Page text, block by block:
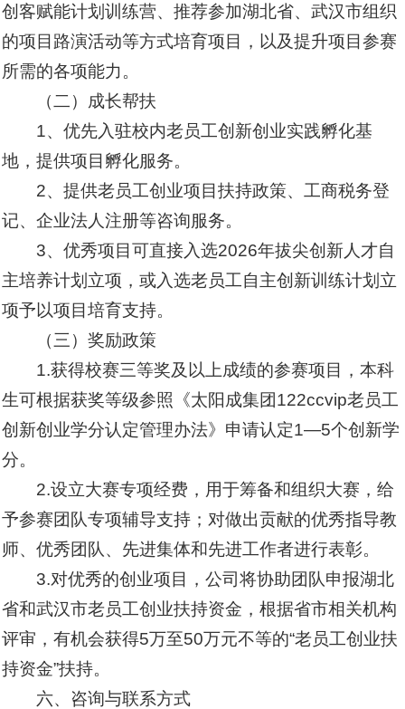
创客赋能计划训练营、推荐参加湖北省、武汉市组织
的项目路演活动等方式培育项目，以及提升项目参赛
所需的各项能力。
（二）成长帮扶
1、优先入驻校内老员工创新创业实践孵化基
地，提供项目孵化服务。
2、提供老员工创业项目扶持政策、工商税务登
记、企业法人注册等咨询服务。
3、优秀项目可直接入选2026年拔尖创新人才自
主培养计划立项，或入选老员工自主创新训练计划立
项予以项目培育支持。
（三）奖励政策
1.获得校赛三等奖及以上成绩的参赛项目，本科
生可根据获奖等级参照《太阳成集团122ccvip老员工
创新创业学分认定管理办法》申请认定1—5个创新学
分。
2.设立大赛专项经费，用于筹备和组织大赛，给
予参赛团队专项辅导支持；对做出贡献的优秀指导教
师、优秀团队、先进集体和先进工作者进行表彰。
3.对优秀的创业项目，公司将协助团队申报湖北
省和武汉市老员工创业扶持资金，根据省市相关机构
评审，有机会获得5万至50万元不等的“老员工创业扶
持资金”扶持。
六、咨询与联系方式